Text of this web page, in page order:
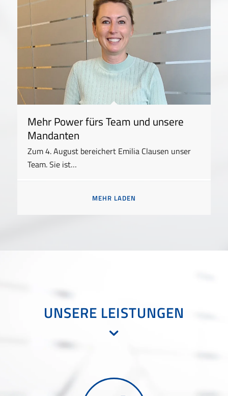
Mehr Power fürs Team und unsere
Mandanten
Zum 4. August bereichert Emilia Clausen unser
Team. Sie ist…
MEHR LADEN
UNSERE LEISTUNGEN